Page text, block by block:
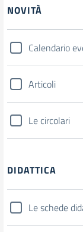
NOVITÀ
Calendario
Articoli
Le circolari
DIDATTICA
Le schede